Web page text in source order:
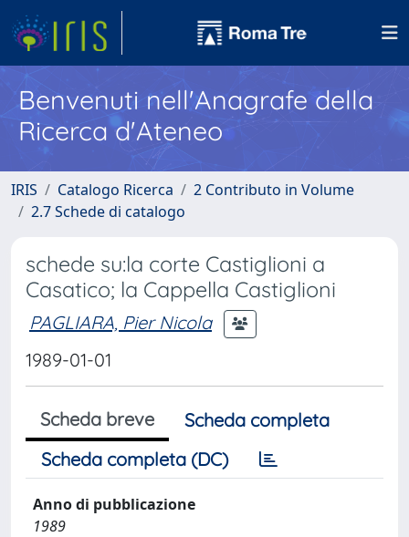
Benvenuti nell'Anagrafe della
Ricerca d'Ateneo
IRIS Catalogo Ricerca
2 Contributo in Volume
2.7 Schede di catalogo
schede su:la corte Castiglioni a
Casatico; la Cappella Castiglioni
PAGLIARA, Pier Nicola
1989-01-01
Scheda breve
Scheda completa
Scheda completa (DC)
Anno di pubblicazione
1989